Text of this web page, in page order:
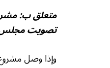
متعلق ب:
تصويت
وإذا وصل